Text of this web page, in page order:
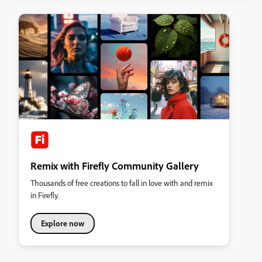
Remix with Firefly Community Gallery
Thousands of free creations to fall in love with and remix
in Firefly.
Explore now